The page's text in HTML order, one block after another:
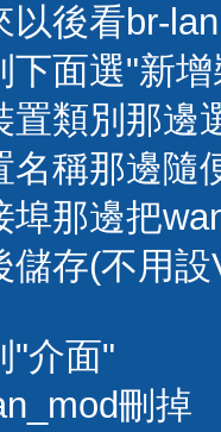
以後看br-
下面選"新
置類別那邊
名稱那邊隨
埠那邊把
儲存(不用設
"介面"
刪掉